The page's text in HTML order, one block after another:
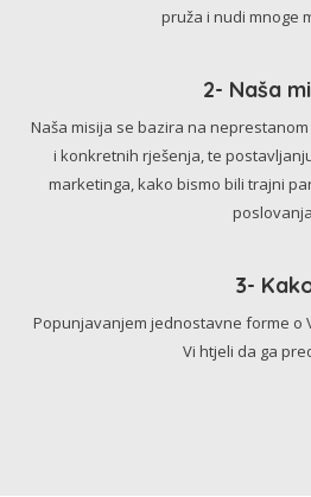
pruža i nudi mnoge
2- Naša
Naša misija se bazira na
i konkretnih rješenja, te
marketinga, kako bismo bili trajni
3-
Popunjavanjem jednostavne forme o
Vi htjeli da ga